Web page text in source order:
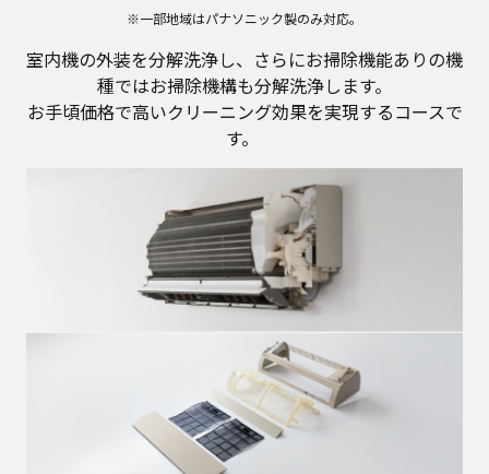
※一部地域はパナソニック製のみ対応。
室内機の外装を分解洗浄し、さらにお掃除機能ありの機
種ではお掃除機構も分解洗浄します。
お手頃価格で高いクリーニング効果を実現するコースで
す。